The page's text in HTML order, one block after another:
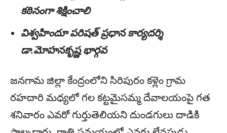
కఠినంగా శిక్షించాలి
విశ్వహిందూ పరిషత్ ప్రధాన కార్యదర్శి
డా.మోహనకృష్ణ భార్గవ
జనగామ జిల్లా కేంద్రంలోని సిరిపురం కళ్లెం గ్రామ
రహదారి మధ్యలో గల కట్టమైసమ్మ దేవాలయంపై గత
శనివారం ఎవరో గుర్తుతెలియని దుండగులు దాడికి